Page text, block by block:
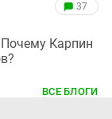
37
Почему Карпин
ВСЕ БЛОГИ